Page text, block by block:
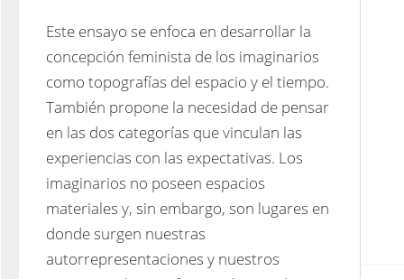
Este ensayo se enfoca en desarrollar la
concepción feminista de los imaginarios
como topografías del espacio y el tiempo.
También propone la necesidad de pensar
en las dos categorías que vinculan las
experiencias con las expectativas. Los
imaginarios no poseen espacios
materiales y, sin embargo, son lugares en
donde surgen nuestras
autorrepresentaciones y nuestros